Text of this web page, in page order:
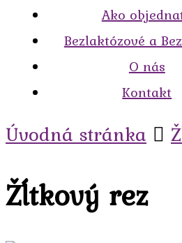
Ako
Bezlaktózové a
O nás
Kontakt
Úvodná stránka
Žĺtkový rez